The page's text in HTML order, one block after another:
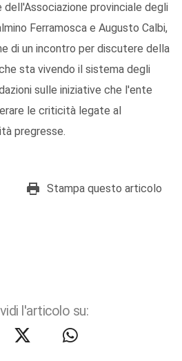
provinciale degli
Ferramosca e Augusto Calbi,
di un incontro per discutere della
sta vivendo il sistema degli
sulle iniziative che l'ente
le criticità legate al
pregresse.
Stampa questo articolo
l'articolo su: